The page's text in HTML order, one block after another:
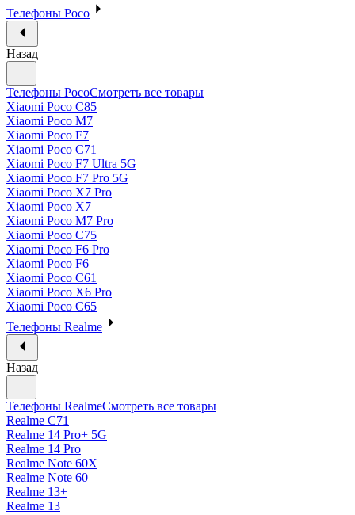
Телефоны Poco
Назад
Телефоны PocoСмотреть все товары
Xiaomi Poco C85
Xiaomi Poco M7
Xiaomi Poco F7
Xiaomi Poco C71
Xiaomi Poco F7 Ultra 5G
Xiaomi Poco F7 Pro 5G
Xiaomi Poco X7 Pro
Xiaomi Poco X7
Xiaomi Poco M7 Pro
Xiaomi Poco C75
Xiaomi Poco F6 Pro
Xiaomi Poco F6
Xiaomi Poco C61
Xiaomi Poco X6 Pro
Xiaomi Poco C65
Телефоны Realme
Назад
Телефоны RealmeСмотреть все товары
Realme C71
Realme 14 Pro+ 5G
Realme 14 Pro
Realme Note 60X
Realme Note 60
Realme 13+
Realme 13